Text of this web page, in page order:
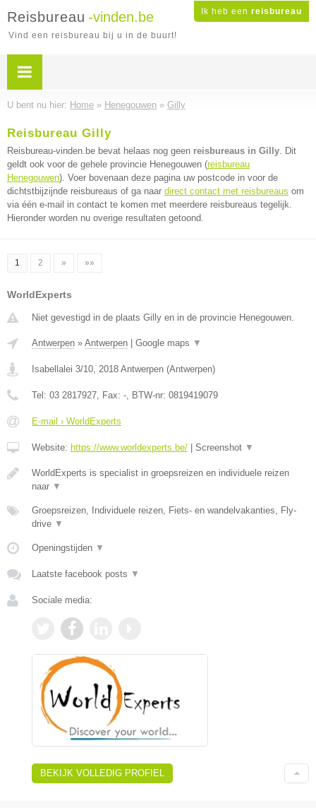
Ik heb een reisbureau
Reisbureau -vinden.be
Vind een reisbureau bij u in de buurt!
U bent nu hier: Home » Henegouwen » Gilly
Reisbureau Gilly
Reisbureau-vinden.be bevat helaas nog geen reisbureaus in Gilly. Dit
geldt ook voor de gehele provincie Henegouwen (reisbureau
Henegouwen). Voer bovenaan deze pagina uw postcode in voor de
dichtstbijzijnde reisbureaus of ga naar direct contact met reisbureaus om
via één e-mail in contact te komen met meerdere reisbureaus tegelijk.
Hieronder worden nu overige resultaten getoond.
1 2 » »»
WorldExperts
Niet gevestigd in de plaats Gilly en in de provincie Henegouwen.
Antwerpen » Antwerpen Google maps ▼
Isabellalei 3/10, 2018 Antwerpen (Antwerpen)
Tel: 03 2817927, Fax: -, BTW-nr: 0819419079
E-mail › WorldExperts
Website: https://www.worldexperts.be/ Screenshot ▼
WorldExperts is specialist in groepsreizen en individuele reizen
naar ▼
Groepsreizen, Individuele reizen, Fiets- en wandelvakanties, Fly-
drive ▼
Openingstijden ▼
Laatste facebook posts ▼
Sociale media:
BEKIJK VOLLEDIG PROFIEL